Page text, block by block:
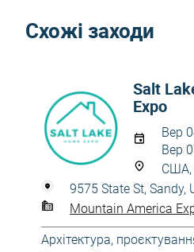
Схожі заходи
Salt
Expo
Вер
Вер
США,
9575 State St, Sandy,
Mountain America
Архітектура,